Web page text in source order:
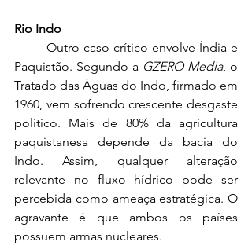
Rio Indo
Paquistão. Segundo a GZERO Media, o
Tratado das Águas do Indo, firmado em
1960, vem sofrendo crescente desgaste
político. Mais de 80% da agricultura
paquistanesa depende da bacia do
Indo. Assim, qualquer alteração
relevante no fluxo hídrico pode ser
percebida como ameaça estratégica. O
agravante é que ambos os países
possuem armas nucleares.